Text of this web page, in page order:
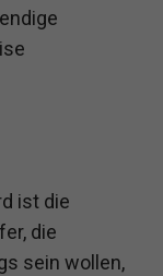
ist die
die
sein wollen,